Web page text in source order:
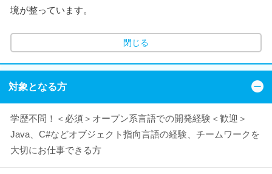
境が整っています。
閉じる
対象となる方
学歴不問！＜必須＞オープン系言語での開発経験＜歓迎＞
Java、C#などオブジェクト指向言語の経験、チームワークを
大切にお仕事できる方